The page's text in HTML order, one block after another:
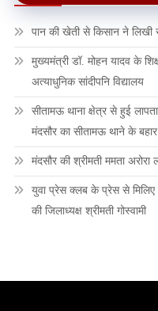
पान की खेती से किसान ने लिखी
मुख्यमंत्री डॉ. मोहन यादव के
अत्याधुनिक सांदीपनि विद्यालय
सीतामऊ थाना क्षेत्र से हुई
मंदसौर का सीतामऊ थाने के बहार
मंदसौर की श्रीमती ममता
युवा प्रेस क्लब के प्रेस से मिलिए
की जिलाध्यक्ष श्रीमती गोस्वामी